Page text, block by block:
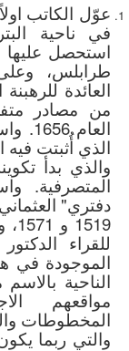
عوّل الكاتب
في ناحية
استحصل
طرابلس،
العائدة
من مصادر
الذي أُثبتت فيه
المتصرفية.
دفتري"
للقراء
الموجودة في
الناحية
مواقعهم
المخطوطات
والتي ربما